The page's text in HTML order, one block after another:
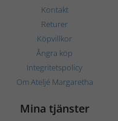
Kontakt
Returer
Köpvillkor
Ångra köp
Integritetspolicy
Om Ateljé Margaretha
Mina tjänster